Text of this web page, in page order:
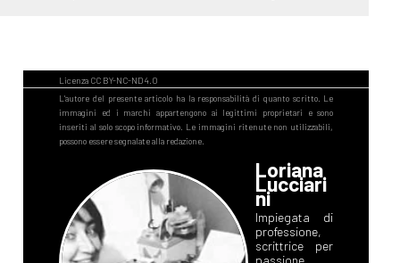
Loriana
Lucciari
ni
Impiegata di
professione,
scrittrice per
passione.